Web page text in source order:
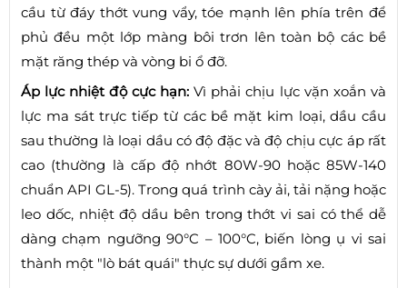
cầu từ đáy thớt vung vẩy, tóe mạnh lên phía trên để
phủ đều một lớp màng bôi trơn lên toàn bộ các bề
mặt răng thép và vòng bi ổ đỡ.
Áp lực nhiệt độ cực hạn:Vì phải chịu lực vặn xoắn và
lực ma sát trực tiếp từ các bề mặt kim loại, dầu cầu
sau thường là loại dầu có độ đặc và độ chịu cực áp rất
cao (thường là cấp độ nhớt 80W-90 hoặc 85W-140
chuẩn API GL-5). Trong quá trình cày ải, tải nặng hoặc
leo dốc, nhiệt độ dầu bên trong thớt vi sai có thể dễ
dàng chạm ngưỡng 90°C – 100°C, biến lòng ụ vi sai
thành một "lò bát quái" thực sự dưới gầm xe.